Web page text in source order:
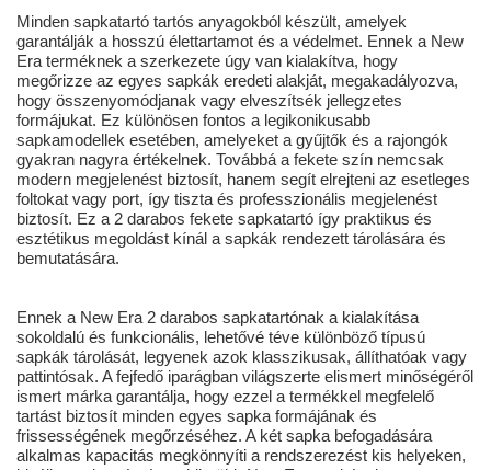
Minden sapkatartó tartós anyagokból készült, amelyek
garantálják a hosszú élettartamot és a védelmet. Ennek a New
Era terméknek a szerkezete úgy van kialakítva, hogy
megőrizze az egyes sapkák eredeti alakját, megakadályozva,
hogy összenyomódjanak vagy elveszítsék jellegzetes
formájukat. Ez különösen fontos a legikonikusabb
sapkamodellek esetében, amelyeket a gyűjtők és a rajongók
gyakran nagyra értékelnek. Továbbá a fekete szín nemcsak
modern megjelenést biztosít, hanem segít elrejteni az esetleges
foltokat vagy port, így tiszta és professzionális megjelenést
biztosít. Ez a 2 darabos fekete sapkatartó így praktikus és
esztétikus megoldást kínál a sapkák rendezett tárolására és
bemutatására.
Ennek a New Era 2 darabos sapkatartónak a kialakítása
sokoldalú és funkcionális, lehetővé téve különböző típusú
sapkák tárolását, legyenek azok klasszikusak, állíthatóak vagy
pattintósak. A fejfedő iparágban világszerte elismert minőségéről
ismert márka garantálja, hogy ezzel a termékkel megfelelő
tartást biztosít minden egyes sapka formájának és
frissességének megőrzéséhez. A két sapka befogadására
alkalmas kapacitás megkönnyíti a rendszerezést kis helyeken,